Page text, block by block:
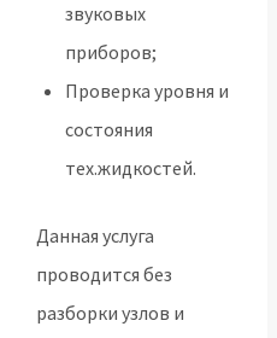
звуковых
приборов;
Проверка уровня и
состояния
тех.жидкостей.
Данная услуга
проводится без
разборки узлов и